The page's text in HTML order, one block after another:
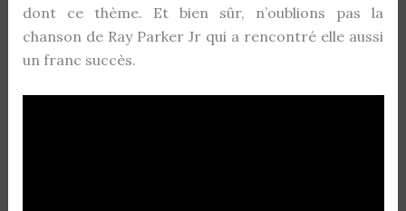
dont ce thème. Et bien sûr, n’oublions pas la
chanson de Ray Parker Jr qui a rencontré elle aussi
un franc succès.